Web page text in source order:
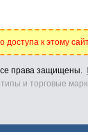
доступа к этому
права защищены.
и торговые